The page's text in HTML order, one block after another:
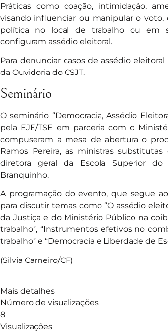
Práticas como coação, intimidação,
visando influenciar ou manipular o voto,
política no local de trabalho ou em
configuram assédio eleitoral.
Para denunciar casos de assédio
da Ouvidoria do CSJT.
Seminário
O seminário “Democracia, Assédio
pela EJE/TSE em parceria com o
compuseram a mesa de abertura o
Ramos Pereira, as ministras
diretora geral da Escola Superior
Branquinho.
A programação do evento, que segue
para discutir temas como “O assédio
da Justiça e do Ministério Público na
trabalho”, “Instrumentos efetivos no
trabalho” e “Democracia e Liberdade de
(Silvia Carneiro/CF)
Mais detalhes
Número de visualizações
8
Visualizações